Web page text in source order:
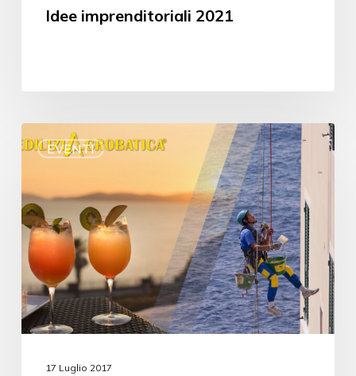
Idee imprenditoriali 2021
EVENTI
17 Luglio 2017